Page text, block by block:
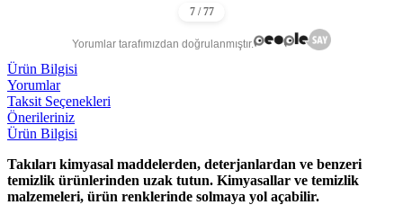
Yorumlar tarafımızdan doğrulanmıştır.
Ürün Bilgisi
Yorumlar
Taksit Seçenekleri
Önerileriniz
Ürün Bilgisi
Takıları kimyasal maddelerden, deterjanlardan ve benzeri
temizlik ürünlerinden uzak tutun. Kimyasallar ve temizlik
malzemeleri, ürün renklerinde solmaya yol açabilir.